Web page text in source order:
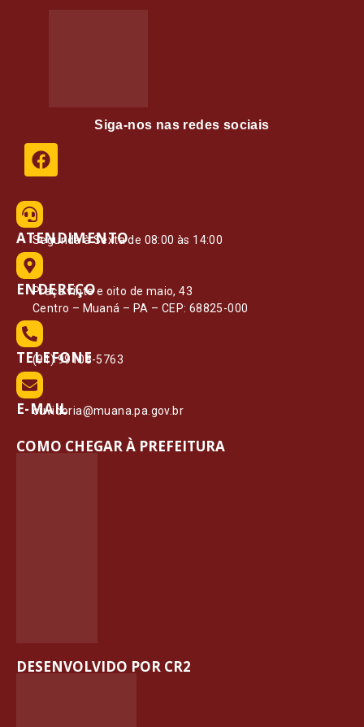
Siga-nos nas redes sociais
ATENDIMENTO
Segunda à Sexta de 08:00 às 14:00
ENDEREÇO
Praça vinte e oito de maio, 43
Centro – Muaná – PA – CEP: 68825-000
TELEFONE
(91) 99108-5763
E-MAIL
ouvidoria@muana.pa.gov.br
COMO CHEGAR À PREFEITURA
DESENVOLVIDO POR CR2